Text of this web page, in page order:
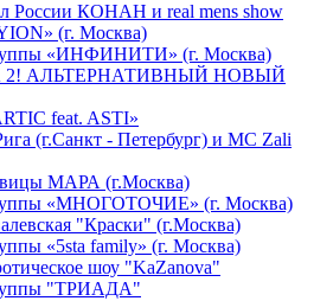
России КОНАН и real mens show
(г. Москва)
«ИНФИНИТИ» (г. Москва)
2! АЛЬТЕРНАТИВНЫЙ НОВЫЙ
feat. ASTI»
(г.Санкт - Петербург) и MC Zali
МАРА (г.Москва)
«МНОГОТОЧИЕ» (г. Москва)
"Краски" (г.Москва)
«5sta family» (г. Москва)
шоу "KaZanova"
"ТРИАДА"